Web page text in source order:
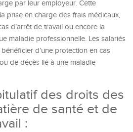
par leur employeur. Cette
prise en charge des frais médicaux,
d’arrêt de travail ou encore la
maladie professionnelle. Les salariés
d’une protection en cas
de décès lié à une maladie
des droits des
de santé et de
: